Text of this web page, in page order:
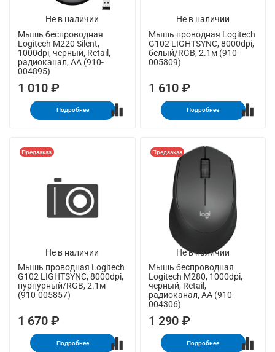
Не в наличии
Мышь беспроводная
Logitech M220 Silent,
1000dpi, черный, Retail,
радиоканал, AA (910-
004895)
1 010 ₽
Подробнее
Не в наличии
Мышь проводная Logitech
G102 LIGHTSYNC, 8000dpi,
белый/RGB, 2.1м (910-
005809)
1 610 ₽
Подробнее
Не в наличии
Предзаказ
Мышь проводная Logitech
G102 LIGHTSYNC, 8000dpi,
пурпурный/RGB, 2.1м
(910-005857)
1 670 ₽
Подробнее
Не в наличии
Предзаказ
Мышь беспроводная
Logitech M280, 1000dpi,
черный, Retail,
радиоканал, AA (910-
004306)
1 290 ₽
Подробнее